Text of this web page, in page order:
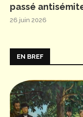
passé
26 juin 2026
EN BREF